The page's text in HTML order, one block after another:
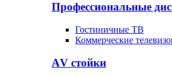
Профессиональные
Гостиничные ТВ
Коммерческие
АV стойки